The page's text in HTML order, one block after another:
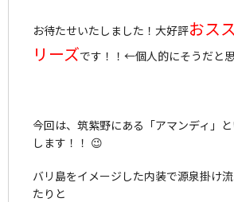
お待たせいたしました！大好評おス
リーズです！！←個人的にそうだと
今回は、筑紫野にある「アマンディ」
します！！ 😉
バリ島をイメージした内装で源泉掛け
たりと